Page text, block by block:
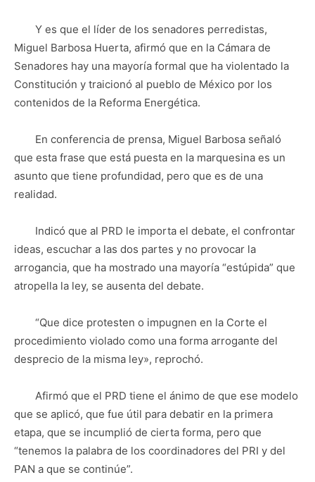
Y es que el líder de los senadores perredistas,
Miguel Barbosa Huerta, afirmó que en la Cámara de
Senadores hay una mayoría formal que ha violentado la
Constitución y traicionó al pueblo de México por los
contenidos de la Reforma Energética.
En conferencia de prensa, Miguel Barbosa señaló
que esta frase que está puesta en la marquesina es un
asunto que tiene profundidad, pero que es de una
realidad.
Indicó que al PRD le importa el debate, el confrontar
ideas, escuchar a las dos partes y no provocar la
arrogancia, que ha mostrado una mayoría “estúpida” que
atropella la ley, se ausenta del debate.
“Que dice protesten o impugnen en la Corte el
procedimiento violado como una forma arrogante del
desprecio de la misma ley», reprochó.
Afirmó que el PRD tiene el ánimo de que ese modelo
que se aplicó, que fue útil para debatir en la primera
etapa, que se incumplió de cierta forma, pero que
“tenemos la palabra de los coordinadores del PRI y del
PAN a que se continúe”.